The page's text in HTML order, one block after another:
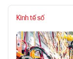
Kinh tế số